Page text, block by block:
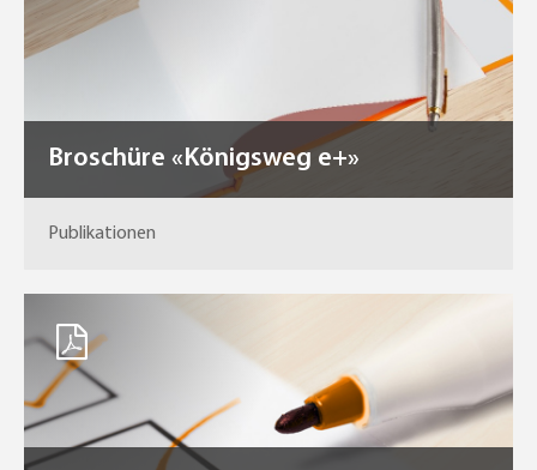
Broschüre «Königsweg e+»
Publikationen